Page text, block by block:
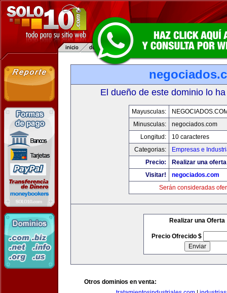
El dueño de este dominio lo
Mayusculas:
Minusculas:
negociados.com
Longitud:
10 caracteres
Categorias:
Empresas e
Precio:
Realizar una
Visitar!
negociados.com
Serán consideradas
Realizar una Oferta
Precio Ofrecido $
Otros dominios en venta: